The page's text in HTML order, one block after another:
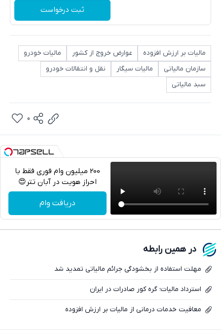
ثبت درخواست
مالیات بر ارزش افزوده عوارض خروج از کشور
مالیات خودرو
سازمان مالیاتی
مالیات سیگار
نقل و انتقالات خودرو
سبد مالیاتی
واتساپ
0
200 میلیون وام فوری فقط با
احراز هویت در آبان تتر😍
دریافت وام
در همین رابطه
مهلت استفاده از بخشودگی جرائم مالیاتی تمدید شد
استرداد مالیات؛ گره کور صادرات در ایران
معافیت خدمات درمانی از مالیات بر ارزش افزوده